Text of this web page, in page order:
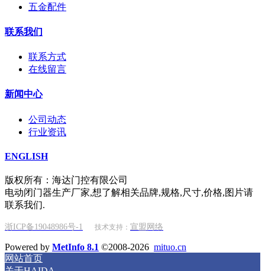
五金配件
联系我们
联系方式
在线留言
新闻中心
公司动态
行业资讯
ENGLISH
版权所有：海达门控有限公司
电动闭门器生产厂家,想了解相关品牌,规格,尺寸,价格,图片请
联系我们.
浙ICP备19048986号-1 技术支持： 宣盟网络
Powered by MetInfo 8.1 ©2008-2026 mituo.cn
网站首页